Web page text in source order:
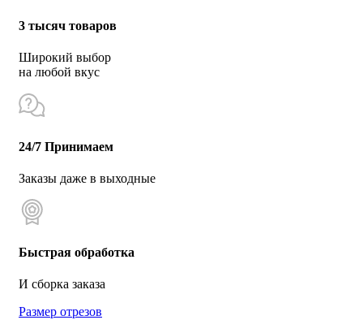
3 тысяч товаров
Широкий выбор
на любой вкус
24/7 Принимаем
Заказы даже в выходные
Быстрая обработка
И сборка заказа
Размер отрезов